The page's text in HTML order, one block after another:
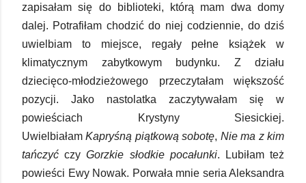
zapisałam się do biblioteki, którą mam dwa domy
dalej. Potrafiłam chodzić do niej codziennie, do dziś
uwielbiam to miejsce, regały pełne książek w
klimatycznym zabytkowym budynku. Z działu
dziecięco-młodzieżowego przeczytałam większość
pozycji. Jako nastolatka zaczytywałam się w
powieściach Krystyny Siesickiej.
UwielbiałamKapryśną piątkową sobotę, Nie ma z kim
tańczyć czyGorzkie słodkie pocałunki. Lubiłam też
powieści Ewy Nowak. Porwała mnie seria Aleksandra